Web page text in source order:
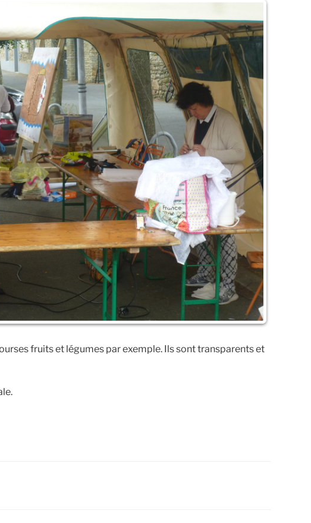
fruits et légumes par exemple. Ils sont transparents et